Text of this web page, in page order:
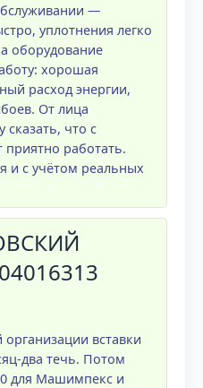
—
уплотнения легко
оборудование
хорошая
расход энергии,
От лица
что с
приятно работать.
и с учётом реальных
организации вставки
два течь. Потом
для Машимпекс и